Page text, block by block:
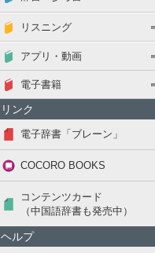
リスニング
アプリ・動画
電子書籍
リンク
電子辞書「ブレーン」
COCORO BOOKS
コンテンツカード
（中国語辞書も発売中）
ヘルプ